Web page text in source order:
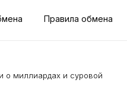
Правила обмена
о миллиардах и суровой